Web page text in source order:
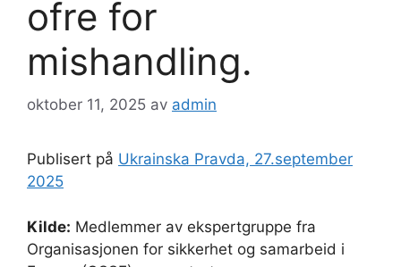
ofre for
mishandling.
oktober 11, 2025 av admin
Publisert på Ukrainska Pravda, 27.september
2025
Kilde: Medlemmer av ekspertgruppe fra
Organisasjonen for sikkerhet og samarbeid i